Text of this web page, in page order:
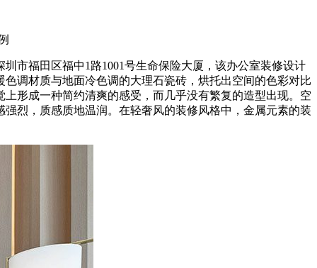
市福田区福中1路1001号生命保险大厦，该办公室装修设计
调材质与地面冷色调的大理石瓷砖，烘托出空间的色彩对比
形成一种简约清爽的感受，而几乎没有繁复的造型出现。空
烈，质感质地温润。在轻奢风的装修风格中，金属元素的装